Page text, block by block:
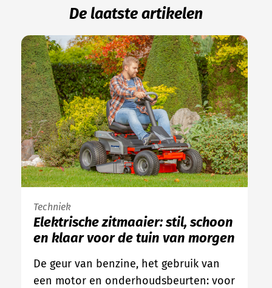
De laatste artikelen
Techniek
Elektrische zitmaaier: stil, schoon
en klaar voor de tuin van morgen
De geur van benzine, het gebruik van
een motor en onderhoudsbeurten: voor